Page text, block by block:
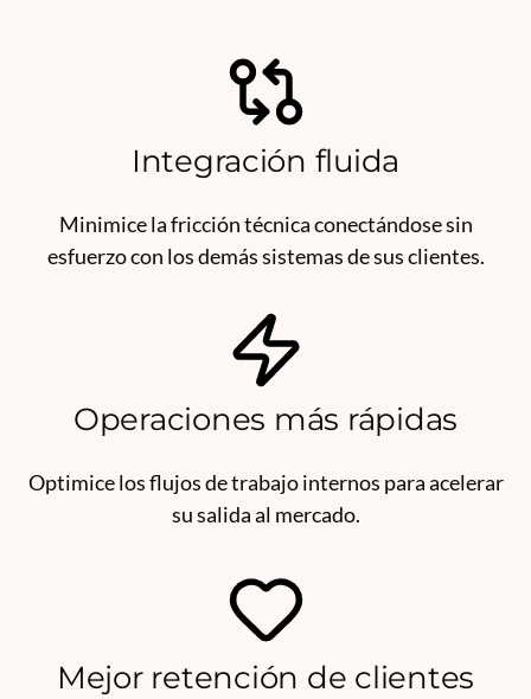
Integración fluida
Minimice la fricción técnica conectándose sin
esfuerzo con los demás sistemas de sus clientes.
Operaciones más rápidas
Optimice los flujos de trabajo internos para acelerar
su salida al mercado.
Mejor retención de clientes